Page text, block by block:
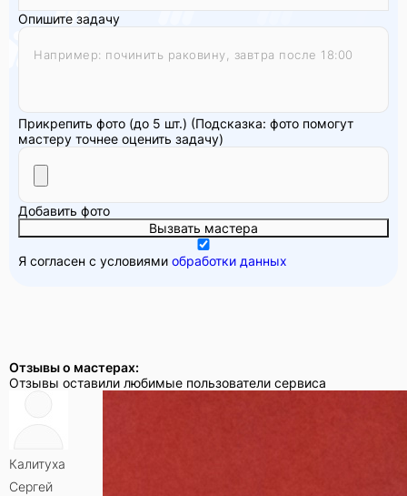
Опишите задачу
Прикрепить фото (до 5 шт.) (Подсказка: фото помогут
мастеру точнее оценить задачу)
Добавить фото
Вызвать мастера
Я согласен с условиями обработки данных
Отзывы о мастерах:
Отзывы оставили любимые пользователи сервиса
Калитуха
Сергей